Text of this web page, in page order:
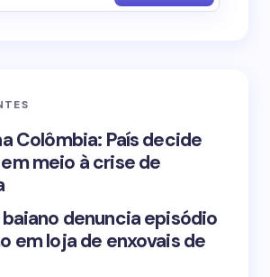
*
and email in this browser for the
Colômbia: País decide
meio à crise de
denuncia episódio
em loja de enxovais de